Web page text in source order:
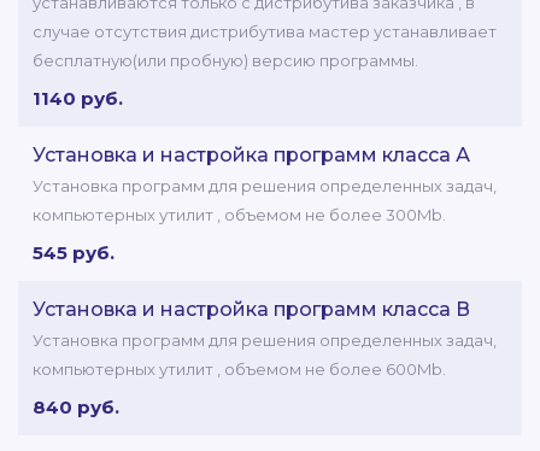
случае отсутствия дистрибутива мастер устанавливает
бесплатную(или пробную) версию программы.
1140 руб.
Установка и настройка программ класса А
Установка программ для решения определенных задач,
компьютерных утилит , объемом не более 300Mb.
545 руб.
Установка и настройка программ класса В
Установка программ для решения определенных задач,
компьютерных утилит , объемом не более 600Mb.
840 руб.